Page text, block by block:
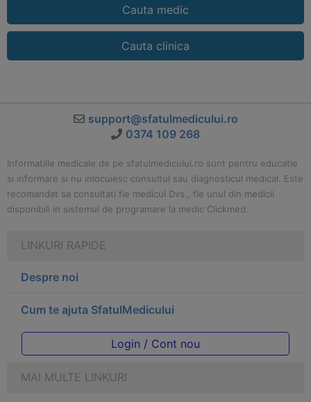
Cauta medic
Cauta clinica
support@sfatulmedicului.ro
0374 109 268
Informatiile medicale de pe sfatulmedicului.ro sunt pentru educatie
si informare si nu inlocuiesc consultul sau diagnosticul medical. Este
recomandat sa consultati fie medicul Dvs., fie unul din medicii
disponibili in sistemul de programare la medic Clickmed.
LINKURI RAPIDE
Despre noi
Cum te ajuta SfatulMedicului
Login / Cont nou
MAI MULTE LINKURI